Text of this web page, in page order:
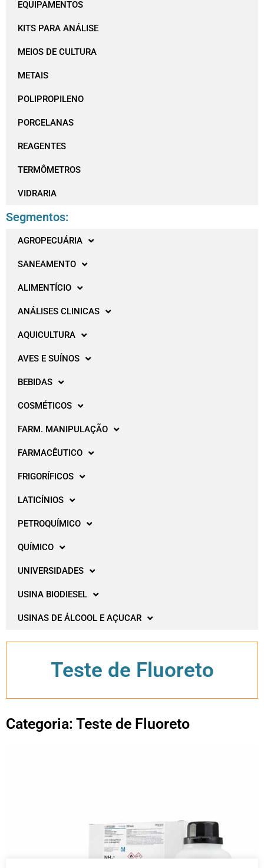
EQUIPAMENTOS
KITS PARA ANÁLISE
MEIOS DE CULTURA
METAIS
POLIPROPILENO
PORCELANAS
REAGENTES
TERMÔMETROS
VIDRARIA
Segmentos:
AGROPECUÁRIA
SANEAMENTO
ALIMENTÍCIO
ANÁLISES CLINICAS
AQUICULTURA
AVES E SUÍNOS
BEBIDAS
COSMÉTICOS
FARM. MANIPULAÇÃO
FARMACÊUTICO
FRIGORÍFICOS
LATICÍNIOS
PETROQUÍMICO
QUÍMICO
UNIVERSIDADES
USINA BIODIESEL
USINAS DE ÁLCOOL E AÇUCAR
Teste de Fluoreto
Categoria: Teste de Fluoreto